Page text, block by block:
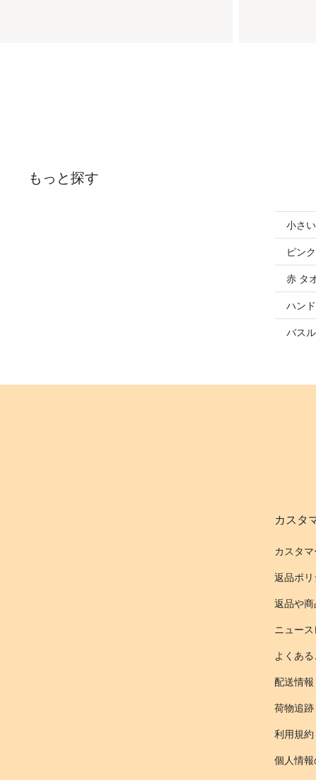
もっと探す
小さ
ピン
赤 タ
ハン
バス
カスタ
カスタ
返品ポリ
返品や
ニュー
よくあ
配送情報
荷物追跡
利用規約
個人情